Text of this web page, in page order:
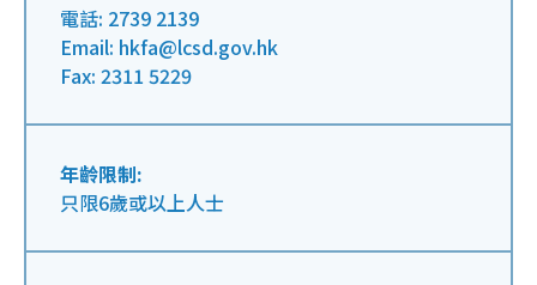
電話: 2739 2139
Email: hkfa@lcsd.gov.hk
Fax: 2311 5229
年齡限制:
只限6歲或以上人士